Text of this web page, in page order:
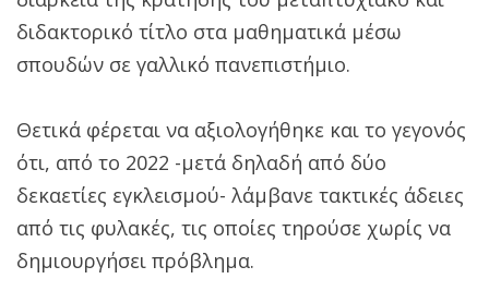
διδακτορικό τίτλο στα μαθηματικά μέσω
σπουδών σε γαλλικό πανεπιστήμιο.
Θετικά φέρεται να αξιολογήθηκε και το γεγονός
ότι, από το 2022 -μετά δηλαδή από δύο
δεκαετίες εγκλεισμού- λάμβανε τακτικές άδειες
από τις φυλακές, τις οποίες τηρούσε χωρίς να
δημιουργήσει πρόβλημα.